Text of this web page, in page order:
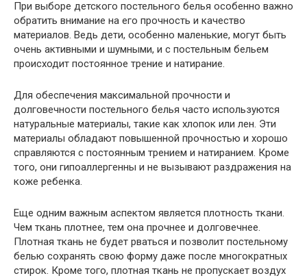
При выборе детского постельного белья особенно важно
обратить внимание на его прочность и качество
материалов. Ведь дети, особенно маленькие, могут быть
очень активными и шумными, и с постельным бельем
происходит постоянное трение и натирание.
Для обеспечения максимальной прочности и
долговечности постельного белья часто используются
натуральные материалы, такие как хлопок или лен. Эти
материалы обладают повышенной прочностью и хорошо
справляются с постоянным трением и натиранием. Кроме
того, они гипоаллергенны и не вызывают раздражения на
коже ребенка.
Еще одним важным аспектом является плотность ткани.
Чем ткань плотнее, тем она прочнее и долговечнее.
Плотная ткань не будет рваться и позволит постельному
белью сохранять свою форму даже после многократных
стирок. Кроме того, плотная ткань не пропускает воздух